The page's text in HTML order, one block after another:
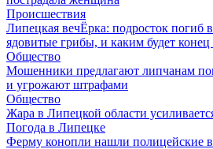
Происшествия
Липецкая вечЁрка: подросток погиб
ядовитые грибы, и каким будет конец
Общество
Мошенники предлагают липчанам
и угрожают штрафами
Общество
Жара в Липецкой области
Погода в Липецке
Ферму конопли нашли полицейские